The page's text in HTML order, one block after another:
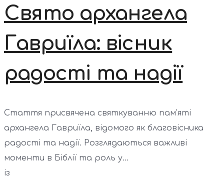
Свято архангела
Гавриїла: вісник
радості та надії
Стаття присвячена святкуванню пам’яті
архангела Гавриїла, відомого як благовісника
радості та надії. Розглядаються важливі
моменти в Біблії та роль у...
із